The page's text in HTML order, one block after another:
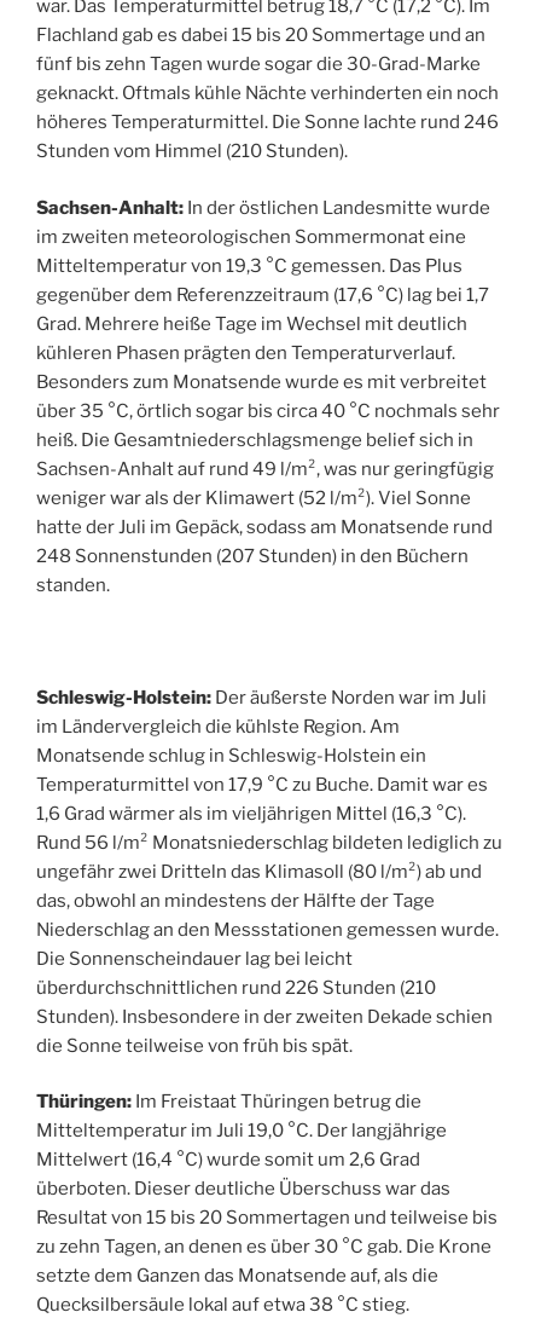
war. Das Temperaturmittel betrug 18,7 °C (17,2 °C). Im
Flachland gab es dabei 15 bis 20 Sommertage und an
fünf bis zehn Tagen wurde sogar die 30-Grad-Marke
geknackt. Oftmals kühle Nächte verhinderten ein noch
höheres Temperaturmittel. Die Sonne lachte rund 246
Stunden vom Himmel (210 Stunden).
Sachsen-Anhalt: In der östlichen Landesmitte wurde
im zweiten meteorologischen Sommermonat eine
Mitteltemperatur von 19,3 °C gemessen. Das Plus
gegenüber dem Referenzzeitraum (17,6 °C) lag bei 1,7
Grad. Mehrere heiße Tage im Wechsel mit deutlich
kühleren Phasen prägten den Temperaturverlauf.
Besonders zum Monatsende wurde es mit verbreitet
über 35 °C, örtlich sogar bis circa 40 °C nochmals sehr
heiß. Die Gesamtniederschlagsmenge belief sich in
Sachsen-Anhalt auf rund 49 l/m², was nur geringfügig
weniger war als der Klimawert (52 l/m²). Viel Sonne
hatte der Juli im Gepäck, sodass am Monatsende rund
248 Sonnenstunden (207 Stunden) in den Büchern
standen.
Schleswig-Holstein: Der äußerste Norden war im Juli
im Ländervergleich die kühlste Region. Am
Monatsende schlug in Schleswig-Holstein ein
Temperaturmittel von 17,9 °C zu Buche. Damit war es
1,6 Grad wärmer als im vieljährigen Mittel (16,3 °C).
Rund 56 l/m² Monatsniederschlag bildeten lediglich zu
ungefähr zwei Dritteln das Klimasoll (80 l/m²) ab und
das, obwohl an mindestens der Hälfte der Tage
Niederschlag an den Messstationen gemessen wurde.
Die Sonnenscheindauer lag bei leicht
überdurchschnittlichen rund 226 Stunden (210
Stunden). Insbesondere in der zweiten Dekade schien
die Sonne teilweise von früh bis spät.
Thüringen: Im Freistaat Thüringen betrug die
Mitteltemperatur im Juli 19,0 °C. Der langjährige
Mittelwert (16,4 °C) wurde somit um 2,6 Grad
überboten. Dieser deutliche Überschuss war das
Resultat von 15 bis 20 Sommertagen und teilweise bis
zu zehn Tagen, an denen es über 30 °C gab. Die Krone
setzte dem Ganzen das Monatsende auf, als die
Quecksilbersäule lokal auf etwa 38 °C stieg.